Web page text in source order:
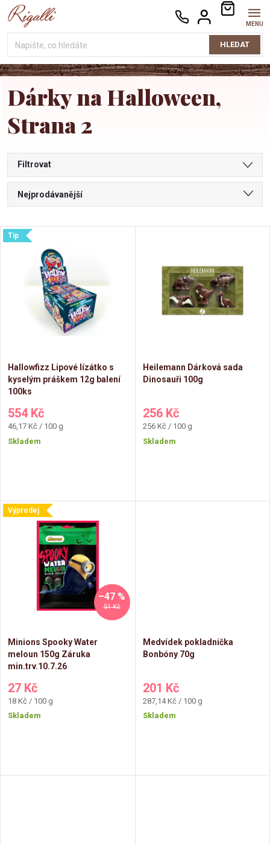
Přejít
na
HLEDAT
NÁKUPNÍ
KOŠÍK
Dárky na Halloween,
Strana 2
Filtrovat
Ř
a
p
r
o
u
Nejprodávanější
Nejdražší
Abecedně
V
s
p
r
o
u
Tip
Hallowfizz Lipové lízátko s
kyselým práškem 12g balení
100ks
554 Kč
Měrná
cena:
46,17 Kč / 100 g
Skladem
Heilemann Dárková sada
Dinosauři 100g
256 Kč
Měrná
cena:
256 Kč / 100 g
Skladem
Výprodej
51 Kč
–47 %
Minions Spooky Water
meloun 150g Záruka
min.trv.10.7.26
27 Kč
Měrná
cena:
18 Kč / 100 g
Skladem
Medvídek pokladnička
Bonbóny 70g
201 Kč
Měrná
cena:
287,14 Kč / 100 g
Skladem